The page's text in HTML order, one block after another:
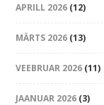
APRILL 2026 (12)
MÄRTS 2026 (13)
VEEBRUAR 2026 (11)
JAANUAR 2026 (3)